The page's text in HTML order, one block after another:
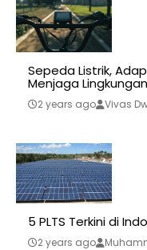
Sepeda Listrik,
Menjaga
2 years ago Vivas
5 PLTS Terkini di
2 years ago